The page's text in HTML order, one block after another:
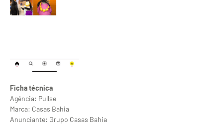
Ficha técnica
Agência: Pullse
Marca: Casas Bahia
Anunciante: Grupo Casas Bahia